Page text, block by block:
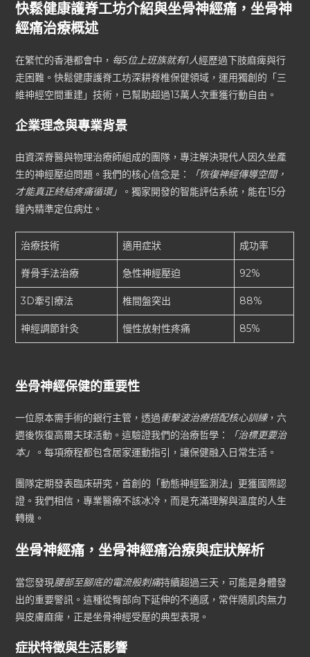
快鬆健康護脊工坊介紹與坐骨神經痛，坐骨神
經痛治療概述
在繁忙的香港都會中， 每5位上班族就有1人經歷過下肢麻痺與行
走困難。快鬆健康護脊工坊深耕脊椎保健領域，運用獨創的「三
維神經空間重建」技術，已幫助超過13萬人次重獲行動自由。
企業理念與專業背景
由資深脊醫與物理治療師組成的團隊，專注解決現代人因久坐產
生的神經壓迫問題。我們的核心信念是：
「恢復神經傳導空間，
才能真正終結疼痛循環」
。獨家開發的智能評估系統，能在15分
鐘內精準定位病灶。
治療技術 適用症狀 成功率
脊骨手法治療 急性神經壓迫 92%
3D牽引療法 椎間盤突出 88%
神經調節針灸 慢性放射性疼痛 85%
坐骨神經保健的重要性
一位原本需手術的銀行主管，透過衝擊波治療搭配核心訓練，六
週後恢復高爾夫球活動。這驗證我們的治療哲學：
「治標更要治
本」
。每項療程都包含居家運動指引，讓保健融入日常生活。
團隊定期發表臨床研究，首創的「動態神經監測法」更獲國際認
證。我們相信，專業醫療不該冰冷，而是充滿理解與溫度的人生
轉機。
坐骨神經痛，坐骨神經痛治療與症狀解析
當您發現腰部至腳底的電流般刺痛持續超過三天，可能是身體發
出的重要警訊。這種從臀部向下延伸的不適感，常伴隨肌肉無力
與皮膚麻痺，正是坐骨神經受壓的典型表現。
症狀特徵與生活影響